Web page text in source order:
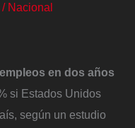
/ Nacional
en dos años
si Estados Unidos
según un estudio